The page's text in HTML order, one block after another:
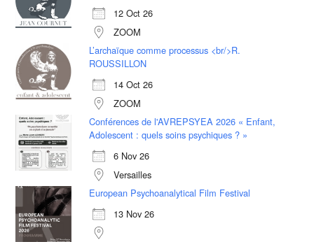
12 Oct 26
ZOOM
L’archaïque comme processus <br/>R.
ROUSSILLON
14 Oct 26
ZOOM
Conférences de l'AVREPSYEA 2026 « Enfant,
Adolescent : quels soins psychiques ? »
6 Nov 26
Versailles
European Psychoanalytical Film Festival
13 Nov 26